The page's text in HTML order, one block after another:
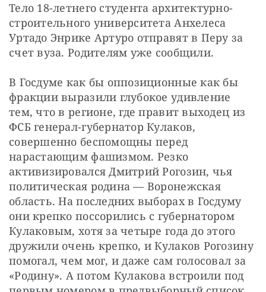
Тело 18-летнего студента архитектурно-
строительного университета Анхелеса
Уртадо Энрике Артуро отправят в Перу за
счет вуза. Родителям уже сообщили.
В Госдуме как бы оппозиционные как бы
фракции выразили глубокое удивление
тем, что в регионе, где правит выходец из
ФСБ генерал-губернатор Кулаков,
совершенно беспомощны перед
нарастающим фашизмом. Резко
активизировался Дмитрий Рогозин, чья
политическая родина — Воронежская
область. На последних выборах в Госдуму
они крепко поссорились с губернатором
Кулаковым, хотя за четыре года до этого
дружили очень крепко, и Кулаков Рогозину
помогал, чем мог, и даже сам голосовал за
«Родину». А потом Кулакова встроили под